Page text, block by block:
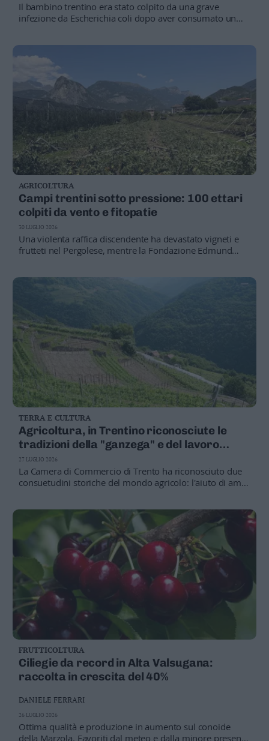
Il bambino trentino era stato colpito da una grave
infezione da Escherichia coli dopo aver consumato un
AGRICOLTURA
Campi trentini sotto pressione: 100 ettari
colpiti da vento e fitopatie
Una violenta raffica discendente ha devastato vigneti e
frutteti nel Pergolese, mentre la Fondazione Edmund
strumenti di tutela
30 LUGLIO 2026
TERRA E CULTURA
Agricoltura, in Trentino riconosciute le
tradizioni della "ganzega" e del lavoro
solidale tra contadini
La Camera di Commercio di Trento ha riconosciuto due
consuetudini storiche del mondo agricolo: l'aiuto di amici
Zanotelli: "Un passo importante per i piccoli produttori"
27 LUGLIO 2026
FRUTTICOLTURA
Ciliegie da record in Alta Valsugana:
raccolta in crescita del 40%
Ottima qualità e produzione in aumento sul conoide
della Marzola. Favoriti dal meteo e dalla minore presenza
DANIELE FERRARI
26 LUGLIO 2026